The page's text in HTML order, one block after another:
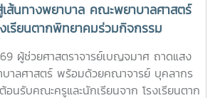
ส้นทางพยาบาล คณะพยาบาลศาสตร์
เรียนตากพิทยาคมร่วมกิจกรรม
ผู้ช่วยศาสตราจารย์เบญจมาศ ถาดแสง
าลศาสตร์ พร้อมด้วยคณาจารย์ บุคลากร
อนรับคณะครูและนักเรียนจาก โรงเรียนตาก